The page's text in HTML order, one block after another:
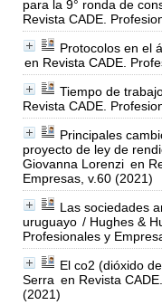
para la 9° ronda de
Revista CADE.
Protocolos en el
en Revista CADE.
Tiempo de
Revista CADE.
Principales
proyecto de ley de
Giovanna Lorenzi en
Empresas, v.60 (2021)
Las sociedades
uruguayo / Hughes &
Profesionales y
El co2 (dióxido
Serra en Revista
(2021)